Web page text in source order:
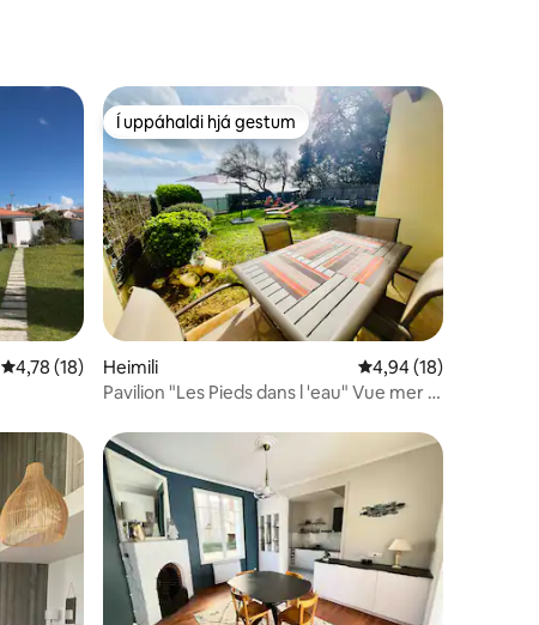
4,78 af 5 í meðaleinkunn, 18 umsagnir
4,78 (18)
Í uppáhaldi hjá gestum
Í uppáhaldi hjá gestum
Heimili 4,94 af 5 í
4,94 (18)
Pavilion "Les Pieds dans l 'eau" Vue mer -